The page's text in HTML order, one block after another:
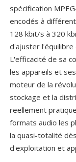
spécification
encodés à
128 kbit/s à 320
d'ajuster
L'efficacité de sa
les appareils et
moteur de la
stockage et la
reellement
formats audio les
la quasi-totalité
d'exploitation et